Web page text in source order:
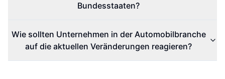
Bundesstaaten?
Wie sollten Unternehmen in der Automobilbranche
auf die aktuellen Veränderungen reagieren?